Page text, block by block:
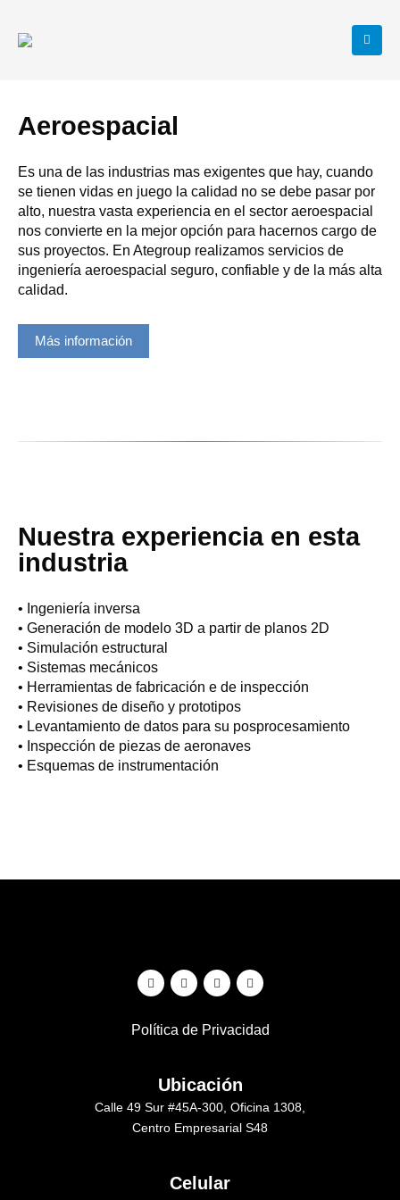
Aeroespacial
Es una de las industrias mas exigentes que hay, cuando
se tienen vidas en juego la calidad no se debe pasar por
alto, nuestra vasta experiencia en el sector aeroespacial
nos convierte en la mejor opción para hacernos cargo de
sus proyectos. En Ategroup realizamos servicios de
ingeniería aeroespacial seguro, confiable y de la más alta
calidad.
Más información
Nuestra experiencia en esta
industria
• Ingeniería inversa
• Generación de modelo 3D a partir de planos 2D
• Simulación estructural
• Sistemas mecánicos
• Herramientas de fabricación e de inspección
• Revisiones de diseño y prototipos
• Levantamiento de datos para su posprocesamiento
• Inspección de piezas de aeronaves
• Esquemas de instrumentación
Política de Privacidad
Ubicación
Calle 49 Sur #45A-300, Oficina 1308,
Centro Empresarial S48
Celular